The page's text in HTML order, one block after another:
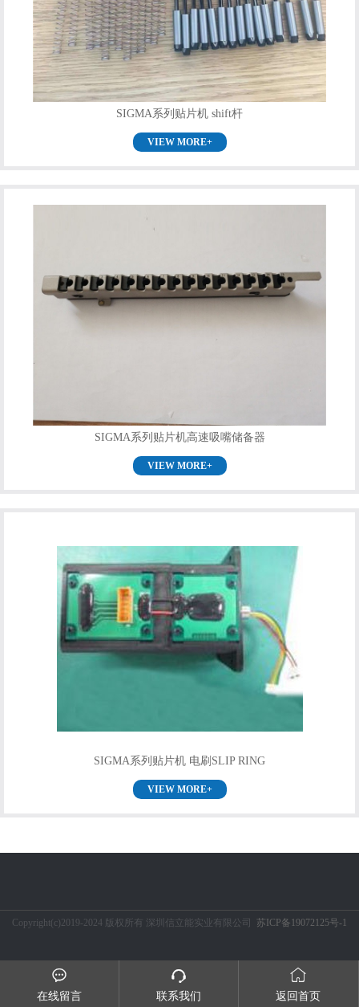
SIGMA系列贴片机 shift杆
VIEW MORE+
SIGMA系列贴片机高速吸嘴储备器
VIEW MORE+
SIGMA系列贴片机 电刷SLIP RING
VIEW MORE+
Copyright(c)2019-2024 版权所有 深圳信立能实业有限公司 苏ICP备19072125号-1

在线留言

联系我们

返回首页